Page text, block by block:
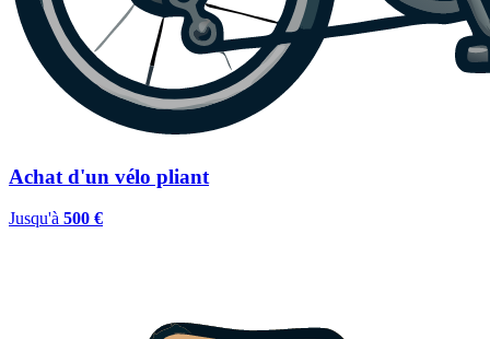
Achat d'un vélo pliant
Jusqu'à 500 €